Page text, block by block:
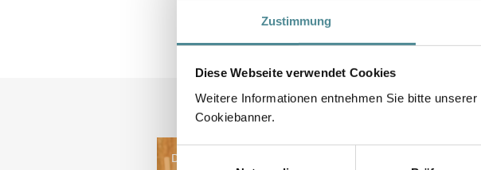
Zustimmung
Diese Webseite verwendet Cookies
Weitere Informationen entnehmen Sie bitte unserer
Cookiebanner.
Einwilligungsauswahl
DER SCHUH DER MASSIERT